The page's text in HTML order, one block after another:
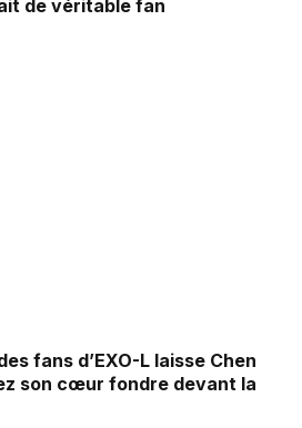
de véritable fan
fans d’EXO-L laisse Chen
son cœur fondre devant la